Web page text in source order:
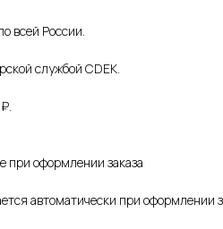
всей России.
службой CDEK.
при оформлении заказа
автоматически при оформлении